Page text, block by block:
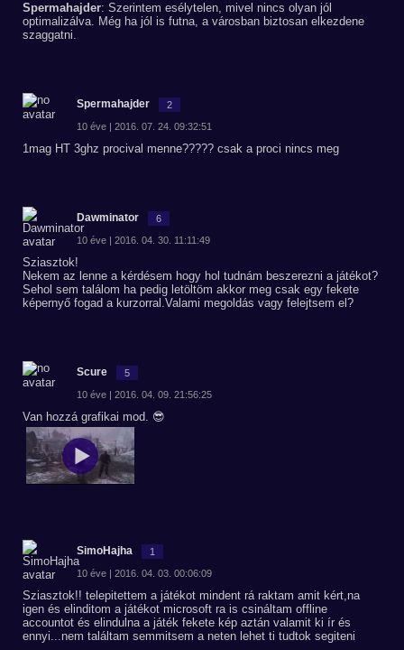
Spermahajder: Szerintem esélytelen, mivel nincs olyan jól
optimalizálva. Még ha jól is futna, a városban biztosan elkezdene
szaggatni.
Spermahajder 2
10 éve | 2016. 07. 24. 09:32:51
1mag HT 3ghz procival menne????? csak a proci nincs meg
Dawminator 6
10 éve | 2016. 04. 30. 11:11:49
Sziasztok!
Nekem az lenne a kérdésem hogy hol tudnám beszerezni a játékot?
Sehol sem találom ha pedig letöltöm akkor meg csak egy fekete
képernyő fogad a kurzorral.Valami megoldás vagy felejtsem el?
Scure 5
10 éve | 2016. 04. 09. 21:56:25
Van hozzá grafikai mod. 😎
SimoHajha 1
10 éve | 2016. 04. 03. 00:06:09
Sziasztok!! telepitettem a játékot mindent rá raktam amit kért,na
igen és elinditom a játékot microsoft ra is csináltam offline
accountot és elindulna a játék fekete kép aztán valamit ki ír és
ennyi...nem találtam semmitsem a neten lehet ti tudtok segiteni